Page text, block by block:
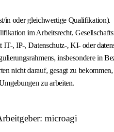
in oder gleichwertige Qualifikation).
im Arbeitsrecht,
, IP-, Datenschutz-, KI- oder
insbesondere in
nicht darauf, gesagt zu
zu arbeiten.
microagi